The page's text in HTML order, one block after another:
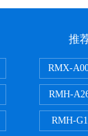
推
RMX-
RMH-
RMH-